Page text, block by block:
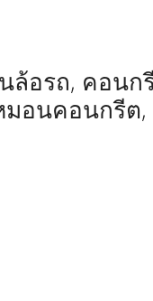
ล้อรถ, คอ
อนคอนกรี